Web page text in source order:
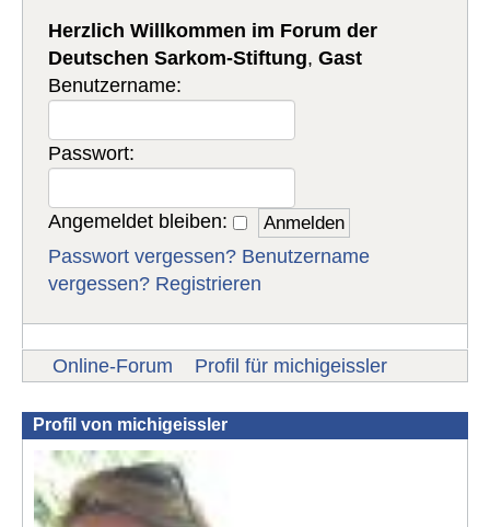
Herzlich Willkommen im Forum der
Deutschen Sarkom-Stiftung,Gast
Benutzername:
Passwort:
Angemeldet bleiben:
Passwort vergessen? Benutzername
vergessen? Registrieren
Online-Forum Profil für michigeissler
Profil von michigeissler